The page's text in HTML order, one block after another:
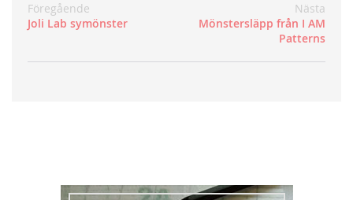
Föregående
Joli Lab symönster
Nästa
Mönstersläpp från I AM
Patterns